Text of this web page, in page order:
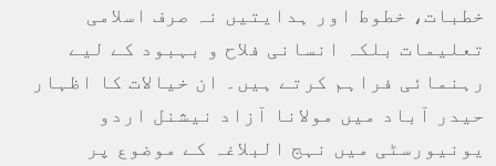
خطبات، خطوط اور ہدایتیں نہ صرف اسلامی
تعلیمات بلکہ انسانی فلاح و بہبود کے لیے
رہنمائی فراہم کرتے ہیں۔ ان خیالات کا اظہار
حیدر آباد میں مولانا آزاد نیشنل اردو
یونیورسٹی میں نہج البلاغہ کے موضوع پر